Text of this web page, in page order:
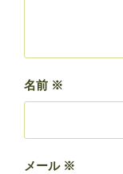
名前 ※
メール ※